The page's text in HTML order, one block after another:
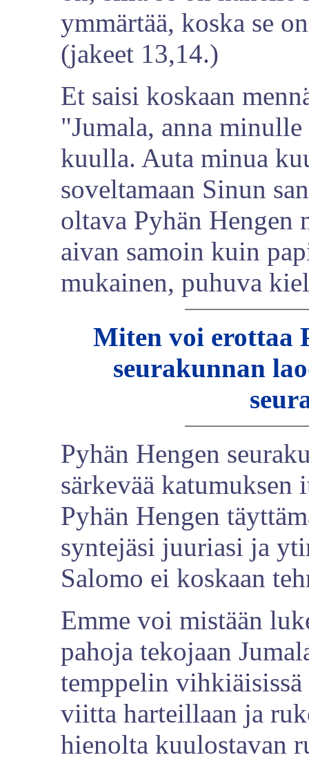
ymmärtää, koska se
(jakeet 13,14.)
Et saisi koskaan
"Jumala, anna
kuulla. Auta minua
soveltamaan Sinun
oltava Pyhän Hengen
aivan samoin kuin
mukainen, puhuva
Miten voi erottaa
seurakunnan
Pyhän Hengen
särkevää katumuksen
Pyhän Hengen
syntejäsi juuriasi ja
Salomo ei koskaan
Emme voi mistään
pahoja tekojaan
temppelin
viitta harteillaan ja
hienolta kuulostavan